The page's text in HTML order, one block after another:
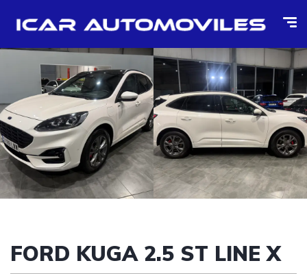
FORD KUGA 2.5 ST LINE X